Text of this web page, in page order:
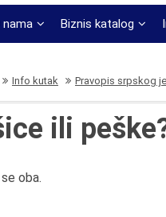
nama Biznis katalog
Info kutak Pravopis srpskog
ili
oba.